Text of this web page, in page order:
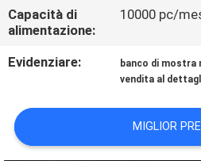
RICHIEDA
UNA
CITAZIONE
MAPPA
DEL
Capacità di
alimentazione:
10000 pc/
Evidenziare: banco di mostra
vendita al
MIGLIOR